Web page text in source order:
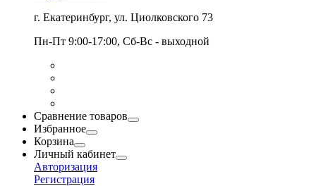
г. Екатеринбург, ул. Циолковского 73
Пн-Пт 9:00-17:00, Сб-Вс - выходной
Сравнение товаров
Избранное
Корзина
Личный кабинет
Авторизация
Регистрация